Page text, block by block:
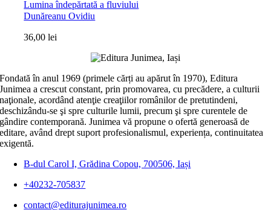
Lumina îndepărtată a fluviului
Dunăreanu Ovidiu
36,00lei
Fondată în anul 1969 (primele cărți au apărut în 1970), Editura
Junimea a crescut constant, prin promovarea, cu precădere, a culturii
naţionale, acordând atenţie creaţiilor românilor de pretutindeni,
deschizându-se şi spre culturile lumii, precum şi spre curentele de
gândire contemporană. Junimea vă propune o ofertă generoasă de
editare, având drept suport profesionalismul, experiența, continuitatea
exigentă.
B-dul Carol I, Grădina Copou, 700506, Iași
+40232-705837
contact@editurajunimea.ro